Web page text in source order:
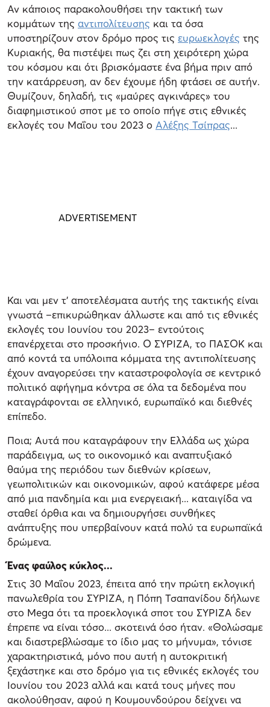
Αν κάποιος παρακολουθήσει την τακτική των
κομμάτων της αντιπολίτευσης και τα όσα
υποστηρίζουν στον δρόμο προς τις ευρωεκλογές της
Κυριακής, θα πιστέψει πως ζει στη χειρότερη χώρα
του κόσμου και ότι βρισκόμαστε ένα βήμα πριν από
την κατάρρευση, αν δεν έχουμε ήδη φτάσει σε αυτήν.
Θυμίζουν, δηλαδή, τις «μαύρες αγκινάρες» του
διαφημιστικού σποτ με το οποίο πήγε στις εθνικές
εκλογές του Μαΐου του 2023 ο Αλέξης Τσίπρας...
Και ναι μεν τ’ αποτελέσματα αυτής της τακτικής είναι
γνωστά –επικυρώθηκαν άλλωστε και από τις εθνικές
εκλογές του Ιουνίου του 2023– εντούτοις
επανέρχεται στο προσκήνιο. Ο ΣΥΡΙΖΑ, το ΠΑΣΟΚ και
από κοντά τα υπόλοιπα κόμματα της αντιπολίτευσης
έχουν αναγορεύσει την καταστροφολογία σε κεντρικό
πολιτικό αφήγημα κόντρα σε όλα τα δεδομένα που
καταγράφονται σε ελληνικό, ευρωπαϊκό και διεθνές
επίπεδο.
Ποια; Αυτά που καταγράφουν την Ελλάδα ως χώρα
παράδειγμα, ως το οικονομικό και αναπτυξιακό
θαύμα της περιόδου των διεθνών κρίσεων,
γεωπολιτικών και οικονομικών, αφού κατάφερε μέσα
από μια πανδημία και μια ενεργειακή... καταιγίδα να
σταθεί όρθια και να δημιουργήσει συνθήκες
ανάπτυξης που υπερβαίνουν κατά πολύ τα ευρωπαϊκά
δρώμενα.
Ένας φαύλος κύκλος...
Στις 30 Μαΐου 2023, έπειτα από την πρώτη εκλογική
πανωλεθρία του ΣΥΡΙΖΑ, η Πόπη Τσαπανίδου δήλωνε
στο Mega ότι τα προεκλογικά σποτ του ΣΥΡΙΖΑ δεν
έπρεπε να είναι τόσο... σκοτεινά όσο ήταν. «Θολώσαμε
και διαστρεβλώσαμε το ίδιο μας το μήνυμα», τόνισε
χαρακτηριστικά, μόνο που αυτή η αυτοκριτική
ξεχάστηκε και στο δρόμο για τις εθνικές εκλογές του
Ιουνίου του 2023 αλλά και κατά τους μήνες που
ακολούθησαν, αφού η Κουμουνδούρου δείχνει να